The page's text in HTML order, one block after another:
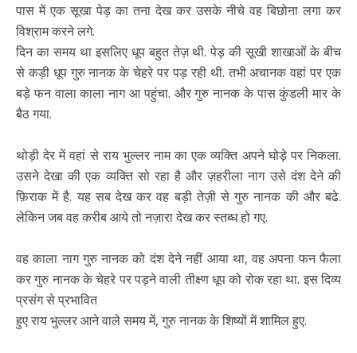
पास में एक सूखा पेड़ का तना देख कर उसके नीचे वह बिछोना लगा कर
विश्राम करने लगे.
दिन का समय था इसलिए धूप बहुत तेज़ थी. पेड़ की सूखी शाखाओं के बीच
से कड़ी धूप गुरु नानक के चेहरे पर पड़ रही थी. तभी अचानक वहां पर एक
बड़े फन वाला काला नाग आ पहुंचा. और गुरु नानक के पास कुंडली मार के
बैठ गया.
थोड़ी देर में वहां से राय भुल्लर नाम का एक व्यक्ति अपने घोड़े पर निकला.
उसने देखा की एक व्यक्ति सो रहा है और ज़हरीला नाग उसे दंश देने की
फ़िराक में है. यह सब देख कर वह बड़ी तेज़ी से गुरु नानक की और बढे.
लेकिन जब वह करीब आये तो नज़ारा देख कर स्तब्ध हो गए.
वह काला नाग गुरु नानक को दंश देने नहीं आया था, वह अपना फन फैला
कर गुरु नानक के चेहरे पर पड़ने वाली तीक्ष्ण धूप को रोक रहा था. इस दिव्य
प्रसंग से प्रभावित
हुए राय भुल्लर आने वाले समय में, गुरु नानक के शिष्यों में शामिल हुए.